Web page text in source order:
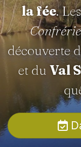
la fée.
Confrérie
découverte
et du Val